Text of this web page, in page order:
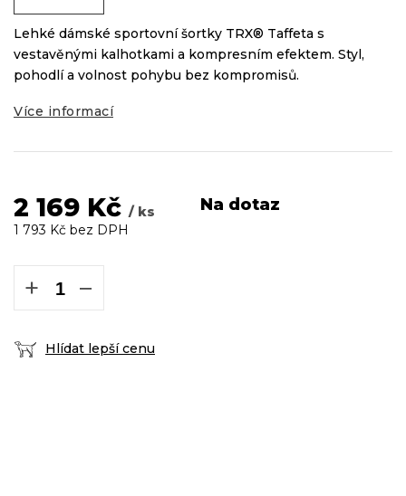
2 169 Kč / ks Na dotaz
1 793 Kč bez DPH
+ −
Hlídat lepší cenu
Lehké dámské sportovní šortky TRX® Taffeta s
vestavěnými kalhotkami a kompresním efektem. Styl,
pohodlí a volnost pohybu bez kompromisů.
Více informací